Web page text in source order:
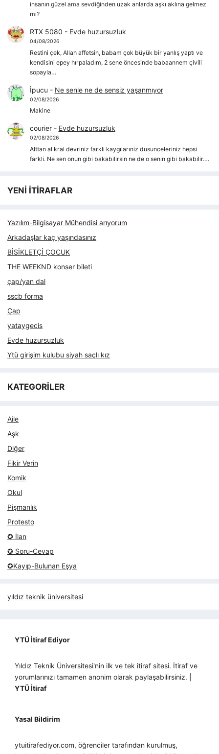
insanın güzel ama sevdiğinden uzak anlarda aşkı aklına gelmez
mi?
RTX 5080 - Evde huzursuzluk
04/08/2026
Restini çek, Allah affetsin, babam çok büyük bir yanlış yaptı ve
kendisini epey hırpaladım, 2 sene öncesinde babaannem çivili
sopayla…
İpucu - Ne senle ne de sensiz yaşanmıyor
02/08/2026
Makine
courier- Evde huzursuzluk
02/08/2026
Alttan al kral devriniz farkli kaygılarıniz dusunceleriniz hepsi
farkli. Ne sen onun gibi bakabilirsin ne de o senin gibi bakabilir.…
YENİ İTİRAFLAR
Yazılım-Bilgisayar Mühendisi arıyorum
Arkadaşlar kaç yaşındasınız
BİSİKLETÇİ ÇOCUK
THE WEEKND konser bileti
çap/yan dal
sscb forma
Çap
yataygecis
Evde huzursuzluk
Ytü girişim kulubu siyah saçlı kız
KATEGORİLER
Aile
Aşk
Diğer
Fikir Verin
Komik
Okul
Pişmanlık
Protesto
✪ İlan
✪ Soru-Cevap
✪Kayıp-Bulunan Eşya
yıldız teknik üniversitesi
YTÜ İtiraf Ediyor
Yıldız Teknik Üniversitesi'nin ilk ve tek itiraf sitesi. İtiraf ve
yorumlarınızı tamamen anonim olarak paylaşabilirsiniz. |
YTÜ İtiraf
Yasal Bildirim
ytuitirafediyor.com, öğrenciler tarafından kurulmuş,